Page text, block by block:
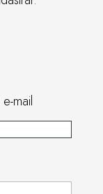
mail